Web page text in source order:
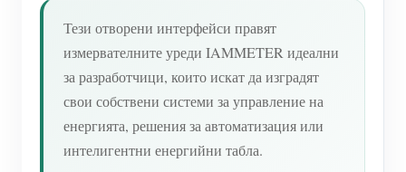
Тези отворени интерфейси правят
измервателните уреди IAMMETER идеални
за разработчици, които искат да изградят
свои собствени системи за управление на
енергията, решения за автоматизация или
интелигентни енергийни табла.